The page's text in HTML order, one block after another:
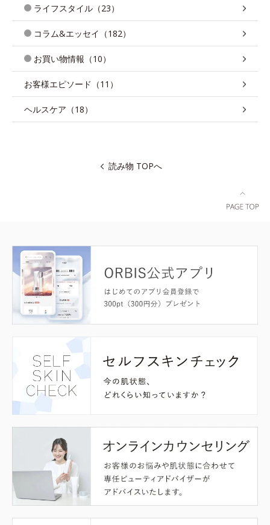
ライフスタイル（23）
コラム&エッセイ（182）
お買い物情報（10）
お客様エピソード（11）
ヘルスケア（18）
読み物 TOPへ